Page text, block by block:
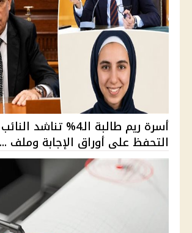
أسرة ريم طالبة الـ4% تناشد
التحفظ على أوراق الإجابة وملف ...